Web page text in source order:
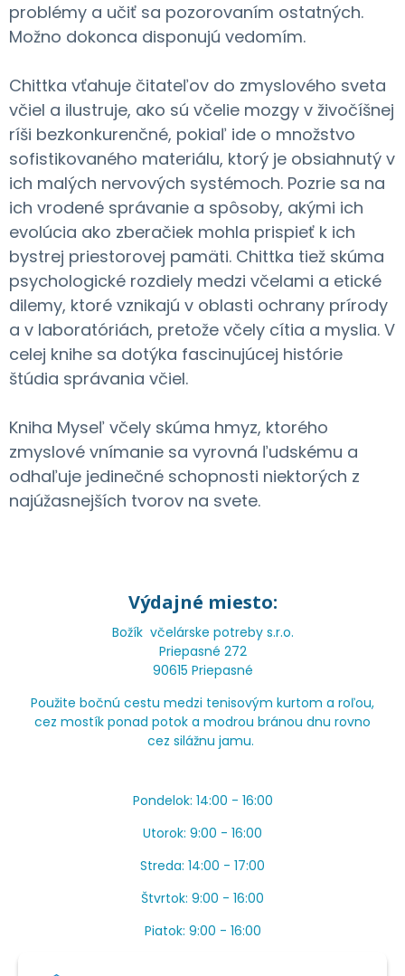
problémy a učiť sa pozorovaním ostatných.
Možno dokonca disponujú vedomím.
Chittka vťahuje čitateľov do zmyslového sveta
včiel a ilustruje, ako sú včelie mozgy v živočíšnej
ríši bezkonkurenčné, pokiaľ ide o množstvo
sofistikovaného materiálu, ktorý je obsiahnutý v
ich malých nervových systémoch. Pozrie sa na
ich vrodené správanie a spôsoby, akými ich
evolúcia ako zberačiek mohla prispieť k ich
bystrej priestorovej pamäti. Chittka tiež skúma
psychologické rozdiely medzi včelami a etické
dilemy, ktoré vznikajú v oblasti ochrany prírody
a v laboratóriách, pretože včely cítia a myslia. V
celej knihe sa dotýka fascinujúcej histórie
štúdia správania včiel.
Kniha Myseľ včely skúma hmyz, ktorého
zmyslové vnímanie sa vyrovná ľudskému a
odhaľuje jedinečné schopnosti niektorých z
najúžasnejších tvorov na svete.
Výdajné miesto:
Božík včelárske potreby s.r.o.
Priepasné 272
90615 Priepasné
Použite bočnú cestu medzi tenisovým kurtom a roľou,
cez mostík ponad potok a modrou bránou dnu rovno
cez silážnu jamu.
Pondelok: 14:00 - 16:00
Utorok: 9:00 - 16:00
Streda: 14:00 - 17:00
Štvrtok: 9:00 - 16:00
Piatok: 9:00 - 16:00